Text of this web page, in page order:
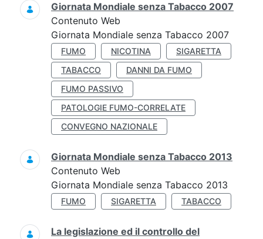
Giornata Mondiale senza Tabacco 2007
Contenuto Web
Giornata Mondiale senza Tabacco 2007
FUMO NICOTINA
SIGARETTA
TABACCO
DANNI DA FUMO
FUMO PASSIVO
PATOLOGIE FUMO-CORRELATE
CONVEGNO NAZIONALE
Giornata Mondiale senza Tabacco 2013
Contenuto Web
Giornata Mondiale senza Tabacco 2013
FUMO SIGARETTA TABACCO
La legislazione ed il controllo del